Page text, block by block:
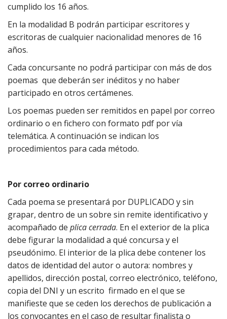
cumplido los 16 años.
En la modalidad B podrán participar escritores y
escritoras de cualquier nacionalidad menores de 16
años.
Cada concursante no podrá participar con más de dos
poemas que deberán ser inéditos y no haber
participado en otros certámenes.
Los poemas pueden ser remitidos en papel por correo
ordinario o en fichero con formato pdf por vía
telemática. A continuación se indican los
procedimientos para cada método.
Por correo ordinario
Cada poema se presentará por DUPLICADO y sin
grapar, dentro de un sobre sin remite identificativo y
acompañado de plica cerrada. En el exterior de la plica
debe figurar la modalidad a qué concursa y el
pseudónimo. El interior de la plica debe contener los
datos de identidad del autor o autora: nombres y
apellidos, dirección postal, correo electrónico, teléfono,
copia del DNI y un escrito firmado en el que se
manifieste que se ceden los derechos de publicación a
los convocantes en el caso de resultar finalista o